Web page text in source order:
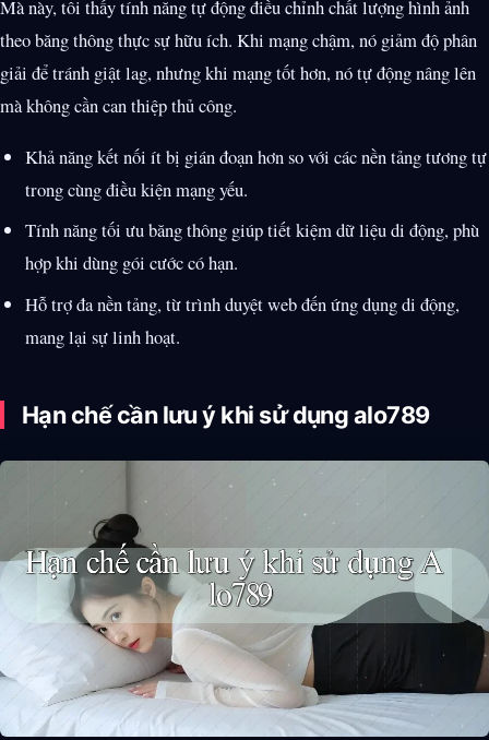
Mà này, tôi thấy tính năng tự động điều chỉnh chất lượng hình ảnh
theo băng thông thực sự hữu ích. Khi mạng chậm, nó giảm độ phân
giải để tránh giật lag, nhưng khi mạng tốt hơn, nó tự động nâng lên
mà không cần can thiệp thủ công.
Khả năng kết nối ít bị gián đoạn hơn so với các nền tảng tương tự
trong cùng điều kiện mạng yếu.
Tính năng tối ưu băng thông giúp tiết kiệm dữ liệu di động, phù
hợp khi dùng gói cước có hạn.
Hỗ trợ đa nền tảng, từ trình duyệt web đến ứng dụng di động,
mang lại sự linh hoạt.
Hạn chế cần lưu ý khi sử dụng alo789